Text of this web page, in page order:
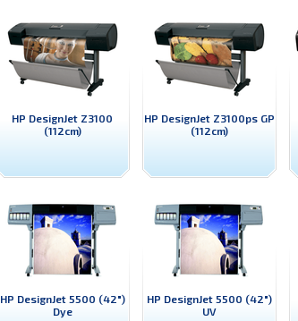
HP DesignJet Z3100
(112cm)
HP DesignJet Z3100ps GP
(112cm)
HP DesignJet 5500 (42")
Dye
HP DesignJet 5500 (42")
UV